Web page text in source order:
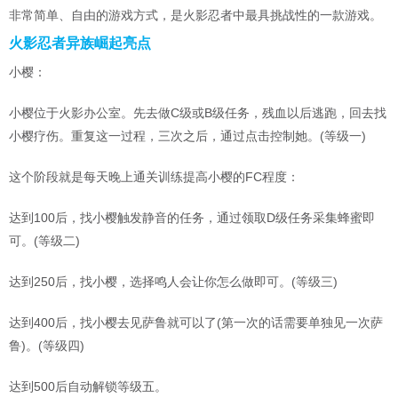
非常简单、自由的游戏方式，是火影忍者中最具挑战性的一款游戏。
火影忍者异族崛起亮点
小樱：
小樱位于火影办公室。先去做C级或B级任务，残血以后逃跑，回去找
小樱疗伤。重复这一过程，三次之后，通过点击控制她。(等级一)
这个阶段就是每天晚上通关训练提高小樱的FC程度：
达到100后，找小樱触发静音的任务，通过领取D级任务采集蜂蜜即
可。(等级二)
达到250后，找小樱，选择鸣人会让你怎么做即可。(等级三)
达到400后，找小樱去见萨鲁就可以了(第一次的话需要单独见一次萨
鲁)。(等级四)
达到500后自动解锁等级五。